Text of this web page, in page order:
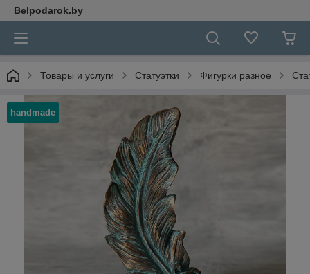
Belpodarok.by
Товары и услуги Статуэтки Фигурки разное
handmade